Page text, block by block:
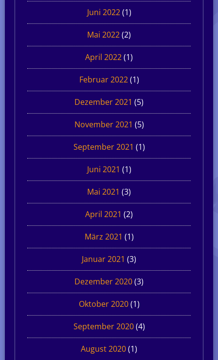
Juni 2022(1)
Mai 2022(2)
April 2022(1)
Februar 2022(1)
Dezember 2021 (5)
November 2021 (5)
September 2021 (1)
Juni 2021 (1)
Mai 2021 (3)
April 2021 (2)
März 2021 (1)
Januar 2021 (3)
Dezember 2020(3)
Oktober 2020(1)
September 2020(4)
August 2020(1)